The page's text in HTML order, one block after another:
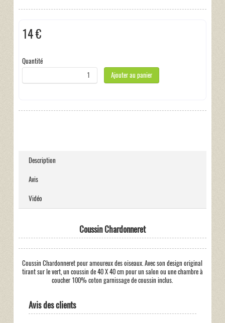
14 €
Quantité
Ajouter au panier
Description
Avis
Vidéo
Coussin Chardonneret
Coussin Chardonneret pour amoureux des oiseaux. Avec son design original
tirant sur le vert, un coussin de 40 X 40 cm pour un salon ou une chambre à
coucher 100% coton garnissage de coussin inclus.
Avis des clients